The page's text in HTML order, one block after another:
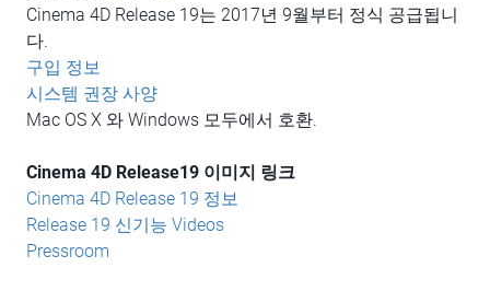
Cinema 4D Release 19는 2017년 9월부터 정식 공급됩니
다.
구입 정보
시스템 권장 사양
Mac OS X 와 Windows 모두에서 호환.
Cinema 4D Release19 이미지 링크
Cinema 4D Release 19 정보
Release 19 신기능 Videos
Pressroom